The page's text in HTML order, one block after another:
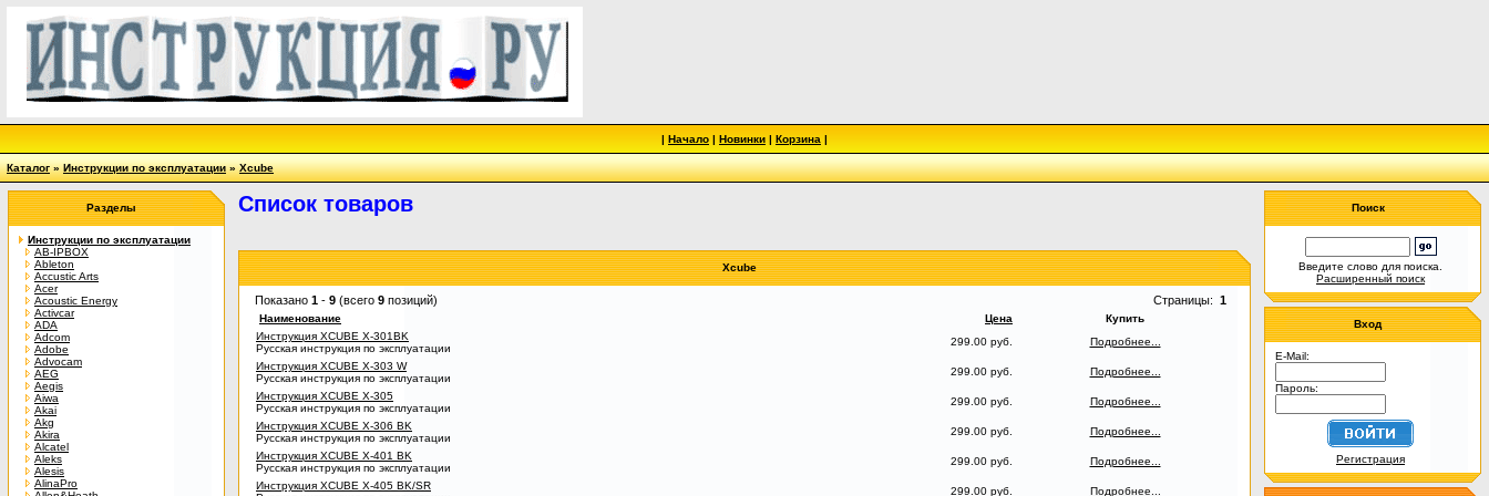
| Начало | Новинки | Корзина |
Каталог»Инструкции по эксплуатации»Xcube
Разделы
Инструкции по эксплуатации
AB-IPBOX
Ableton
Accustic Arts
Acer
Acoustic Energy
Activcar
ADA
Adcom
Adobe
Advocam
AEG
Aegis
Aiwa
Akai
Akg
Akira
Alcatel
Aleks
Alesis
AlinaPro
Список товаров
Xcube
Показано 1 - 9 (всего 9 позиций) Страницы: 1
Наименование Цена
Купить
Инструкция XCUBE X-301BK
Русская инструкция по эксплуатации
299.00 руб.
Подробнее...
Инструкция XCUBE X-303 W
Русская инструкция по эксплуатации
299.00 руб.
Подробнее...
Инструкция XCUBE X-305
Русская инструкция по эксплуатации
299.00 руб.
Подробнее...
Инструкция XCUBE X-306 BK
Русская инструкция по эксплуатации
299.00 руб.
Подробнее...
Инструкция XCUBE X-401 BK
Русская инструкция по эксплуатации
299.00 руб.
Подробнее...
Инструкция XCUBE X-405 BK/SR
299.00 руб.
Подробнее...
Поиск
Введите слово для поиска.
Расширенный поиск
Вход
E-Mail:
Пароль:
Регистрация